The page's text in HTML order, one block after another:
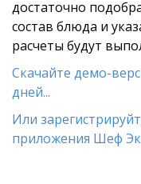
достаточно
состав блюда и
расчеты будут
Скачайте демо-
дней...
Или
приложения Шеф